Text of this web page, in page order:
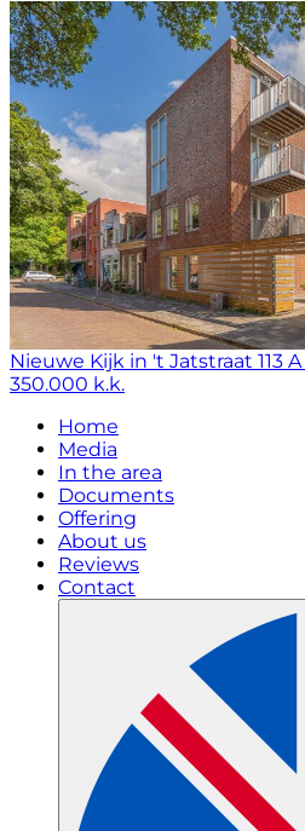
Nieuwe Kijk in 't Jatstraat 113 A
350.000 k.k.
Home
Media
In the area
Documents
Offering
About us
Reviews
Contact